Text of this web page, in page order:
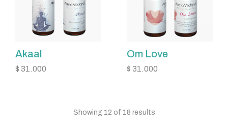
Akaal
$ 31.000
Om Love
$ 31.000
Showing 12 of 18 results